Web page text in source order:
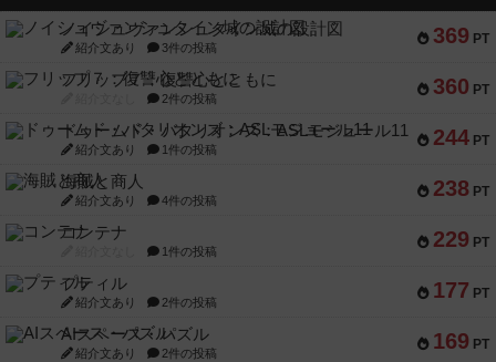
369 PT
ノイシュヴァンシュタイン城の設計図
紹介文あり 3件の投稿
360 PT
フリップ７：復讐心とともに
2件の投稿
244 PT
ドゥームド・バタリオンズ：ASLモジュール11
紹介文あり 1件の投稿
238 PT
海賊と商人
紹介文あり 4件の投稿
229 PT
コンテナ
1件の投稿
177 PT
プティル
紹介文あり 2件の投稿
169 PT
AIスペース・パズル
紹介文あり 2件の投稿